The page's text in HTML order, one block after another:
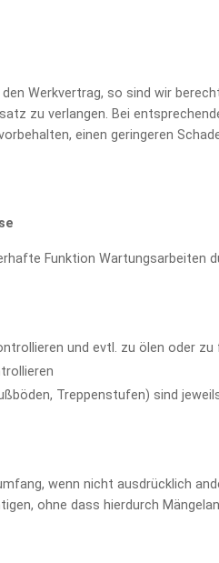
Werkvertrag, so sind wir
zu verlangen. Bei
einen geringeren
Funktion Wartungsarbeiten
und evtl. zu ölen oder
Treppenstufen) sind
wenn nicht ausdrücklich
ohne dass hierdurch